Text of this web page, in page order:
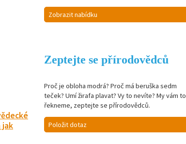
jak
Zobrazit nabídku
Zeptejte se přírodovědců
Proč je obloha modrá? Proč má beruška sedm
teček? Umí žirafa plavat? Vy to nevíte? My vám to
řekneme, zeptejte se přírodovědců.
Položit dotaz